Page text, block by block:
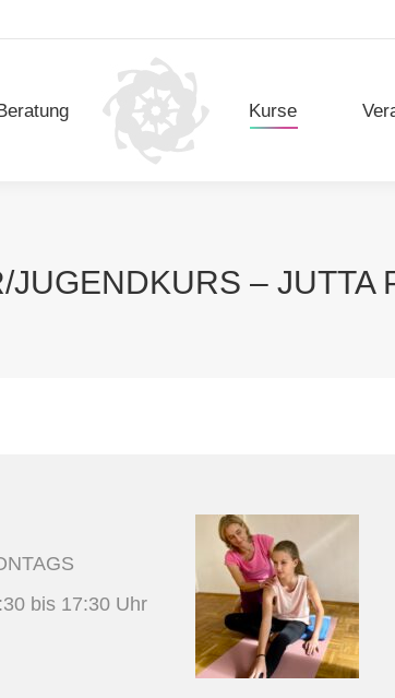
Kurse
JUGENDKURS – JUTTA
bis 17:30 Uhr